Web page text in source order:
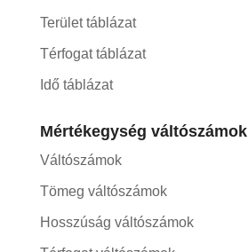
Terület táblázat
Térfogat táblázat
Idő táblázat
Mértékegység váltószámok
Váltószámok
Tömeg váltószámok
Hosszúság váltószámok